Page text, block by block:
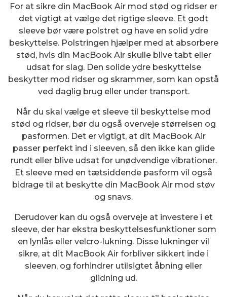
For at sikre din MacBook Air mod stød og ridser er
det vigtigt at vælge det rigtige sleeve. Et godt
sleeve bør være polstret og have en solid ydre
beskyttelse. Polstringen hjælper med at absorbere
stød, hvis din MacBook Air skulle blive tabt eller
udsat for slag. Den solide ydre beskyttelse
beskytter mod ridser og skrammer, som kan opstå
ved daglig brug eller under transport.
Når du skal vælge et sleeve til beskyttelse mod
stød og ridser, bør du også overveje størrelsen og
pasformen. Det er vigtigt, at dit MacBook Air
passer perfekt ind i sleeven, så den ikke kan glide
rundt eller blive udsat for unødvendige vibrationer.
Et sleeve med en tætsiddende pasform vil også
bidrage til at beskytte din MacBook Air mod støv
og snavs.
Derudover kan du også overveje at investere i et
sleeve, der har ekstra beskyttelsesfunktioner som
en lynlås eller velcro-lukning. Disse lukninger vil
sikre, at dit MacBook Air forbliver sikkert inde i
sleeven, og forhindrer utilsigtet åbning eller
glidning ud.